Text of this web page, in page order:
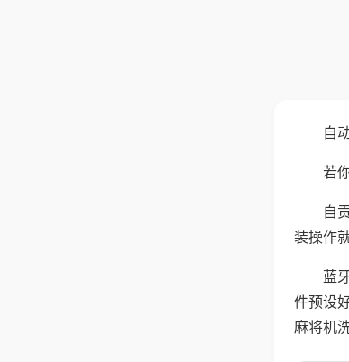
自
若
自
装操作
蓝
件预设
麻将机